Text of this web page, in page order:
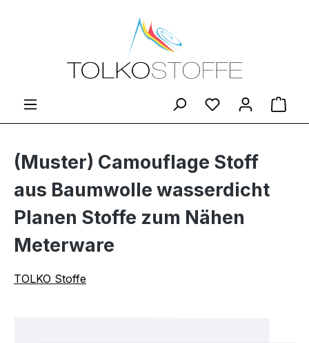
Zum Hauptinhalt springen
Du hast 0
(Muster) Camouflage Stoff
aus Baumwolle wasserdicht
Planen Stoffe zum Nähen
Meterware
TOLKO Stoffe